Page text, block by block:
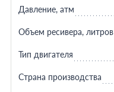
Давление, атм
Объем ресивера, литров
Тип двигателя
Страна производства